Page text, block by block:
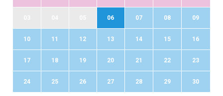
06 07 08 09
10 11 12 13 14 15 16
17 18 19 20 21 22 23
24 25 26 27 28 29 30